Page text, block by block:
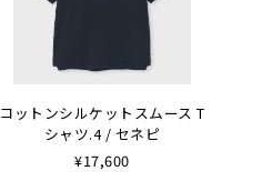
コットンシルケットスムース T
シャツ.4 / セネピ
¥17,600